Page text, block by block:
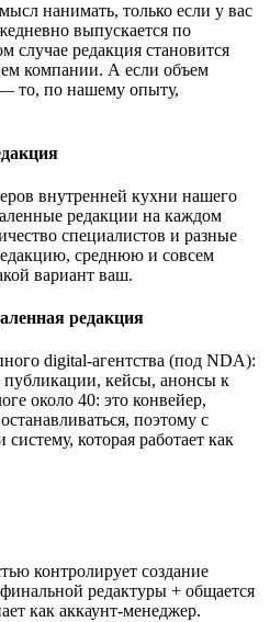
нанимать, только если у вас
выпускается по
случае редакция становится
компании. А если объем
то, по нашему опыту,
внутренней кухни нашего
редакции на каждом
специалистов и разные
среднюю и совсем
вариант ваш.
редакция
digital-агентства (под NDA):
публикации, кейсы, анонсы к
около 40: это конвейер,
поэтому с
которая работает как
контролирует создание
редактуры + общается
как аккаунт-менеджер.